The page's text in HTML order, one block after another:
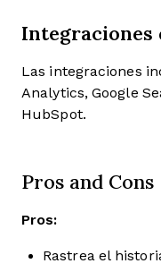
Integraciones
Las integraciones
Analytics, Google
HubSpot.
Pros and Cons
Pros:
Rastrea el